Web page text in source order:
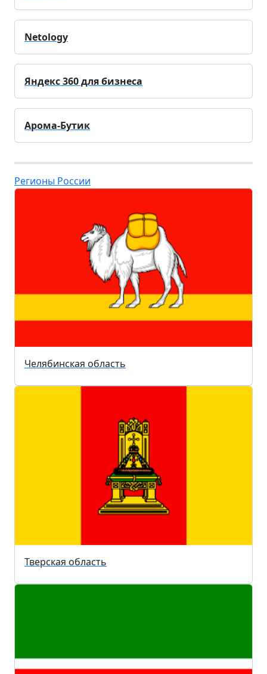
Netology
Яндекс 360 для бизнеса
Арома-Бутик
Регионы России
Челябинская область
Тверская область